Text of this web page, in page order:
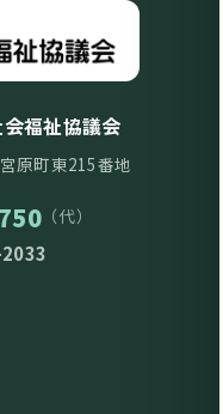
福祉協議会
原町東215番地
（代）